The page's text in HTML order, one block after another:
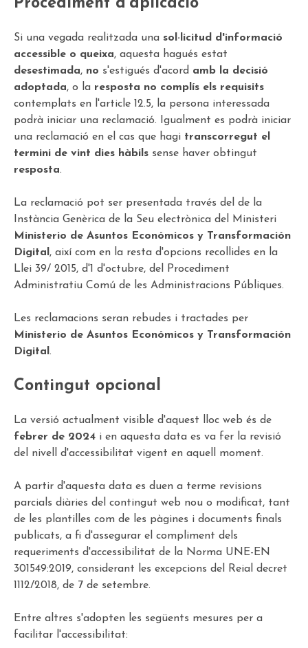
Procediment d'aplicació
Si una vegada realitzada una sol·licitud d'informació
accessible o queixa, aquesta hagués estat
desestimada, no s'estigués d'acord amb la decisió
adoptada, o la resposta no complís els requisits
contemplats en l'article 12.5, la persona interessada
podrà iniciar una reclamació. Igualment es podrà iniciar
una reclamació en el cas que hagi transcorregut el
termini de vint dies hàbils sense haver obtingut
resposta.
La reclamació pot ser presentada través del de la
Instància Genèrica de la Seu electrònica del Ministeri
Ministerio de Asuntos Económicos y Transformación
Digital , així com en la resta d'opcions recollides en la
Llei 39/ 2015, d'1 d'octubre, del Procediment
Administratiu Comú de les Administracions Públiques.
Les reclamacions seran rebudes i tractades per
Ministerio de Asuntos Económicos y Transformación
Digital .
Contingut opcional
La versió actualment visible d'aquest lloc web és de
febrer de 2024 i en aquesta data es va fer la revisió
del nivell d'accessibilitat vigent en aquell moment.
A partir d'aquesta data es duen a terme revisions
parcials diàries del contingut web nou o modificat, tant
de les plantilles com de les pàgines i documents finals
publicats, a fi d'assegurar el compliment dels
requeriments d'accessibilitat de la Norma UNE-EN
301549:2019, considerant les excepcions del Reial decret
1112/2018, de 7 de setembre.
Entre altres s'adopten les següents mesures per a
facilitar l'accessibilitat: